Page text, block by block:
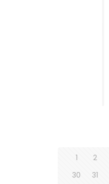
1 2
30
31